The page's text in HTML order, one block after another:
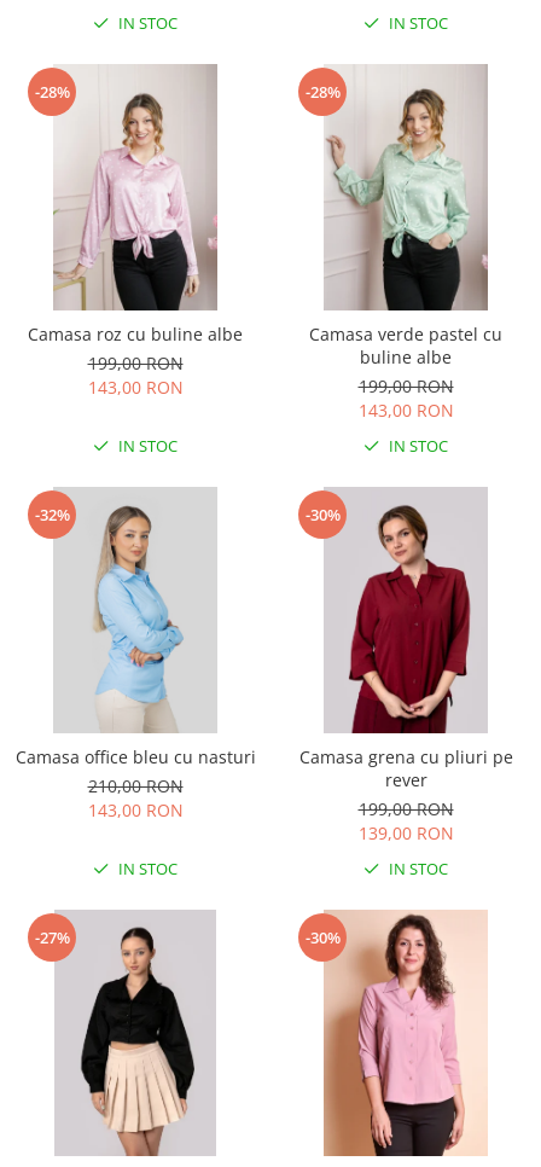
IN STOC IN STOC
-28%
Camasa roz cu buline albe
199,00 RON
143,00 RON
IN STOC
-28%
Camasa verde pastel cu
buline albe
199,00 RON
143,00 RON
IN STOC
-32%
Camasa office bleu cu nasturi
210,00 RON
143,00 RON
IN STOC
-30%
Camasa grena cu pliuri pe
rever
199,00 RON
139,00 RON
IN STOC
-27% -30%